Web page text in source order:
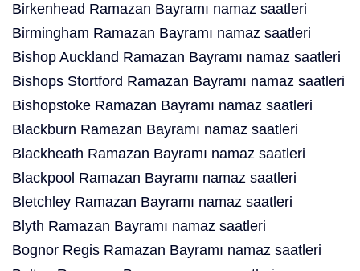
Birkenhead Ramazan Bayramı namaz saatleri
Birmingham Ramazan Bayramı namaz saatleri
Bishop Auckland Ramazan Bayramı namaz saatleri
Bishops Stortford Ramazan Bayramı namaz saatleri
Bishopstoke Ramazan Bayramı namaz saatleri
Blackburn Ramazan Bayramı namaz saatleri
Blackheath Ramazan Bayramı namaz saatleri
Blackpool Ramazan Bayramı namaz saatleri
Bletchley Ramazan Bayramı namaz saatleri
Blyth Ramazan Bayramı namaz saatleri
Bognor Regis Ramazan Bayramı namaz saatleri